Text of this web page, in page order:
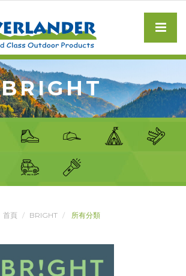
BRIGHT
首頁 BRIGHT 所有分類